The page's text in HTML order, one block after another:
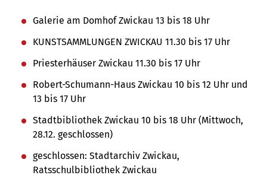
Galerie am Domhof Zwickau 13 bis 18 Uhr
KUNSTSAMMLUNGEN ZWICKAU 11.30 bis 17 Uhr
Priesterhäuser Zwickau 11.30 bis 17 Uhr
Robert-Schumann-Haus Zwickau 10 bis 12 Uhr und
13 bis 17 Uhr
Stadtbibliothek Zwickau 10 bis 18 Uhr (Mittwoch,
28.12. geschlossen)
geschlossen: Stadtarchiv Zwickau,
Ratsschulbibliothek Zwickau